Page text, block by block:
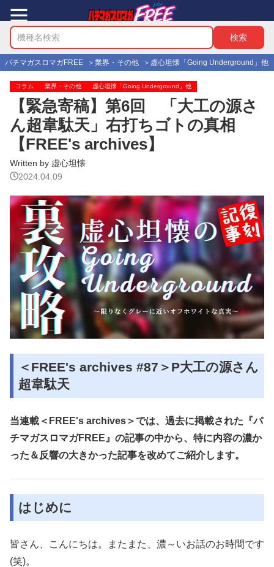
パチマガスロマガFREE 業界・その他 虚心坦懐「Going Underground」他
コラム 業界・その他 虚心坦懐「Going Underground」他
【緊急寄稿】第6回 「大工の源さ
ん超韋駄天」右打ちゴトの真相
【FREE's archives】
Written by 虚心坦懐
2024.04.09
＜FREE's archives #87＞P大工の源さん
超韋駄天
当連載＜FREE's archives＞では、過去に掲載された『パ
チマガスロマガFREE』の記事の中から、特に内容の濃か
った＆反響の大きかった記事を改めてご紹介します。
はじめに
皆さん、こんにちは。またまた、濃～いお話のお時間です
(笑)。